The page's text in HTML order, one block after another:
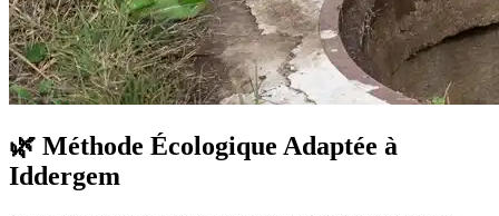
🌿 Méthode Écologique Adaptée à
Iddergem